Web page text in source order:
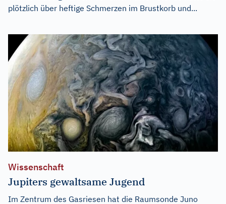
plötzlich über heftige Schmerzen im Brustkorb und...
Wissenschaft
Jupiters gewaltsame Jugend
Im Zentrum des Gasriesen hat die Raumsonde Juno